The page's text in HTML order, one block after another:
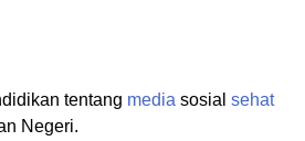
tentang media sosial sehat
Negeri.